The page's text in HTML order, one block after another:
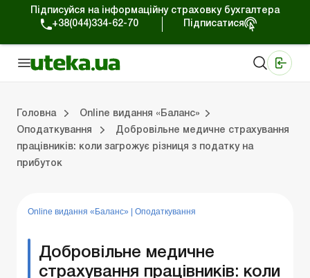
Підписуйся на інформаційну страховку бухгалтера
+38(044)334-62-70
Підписатися
Головна
Online видання «Баланс»
Оподаткування
Добровільне медичне страхування
працівників: коли загрожує різниця з податку на
прибуток
Online видання «Баланс» Оподаткування
Добровільне медичне
страхування працівників: коли